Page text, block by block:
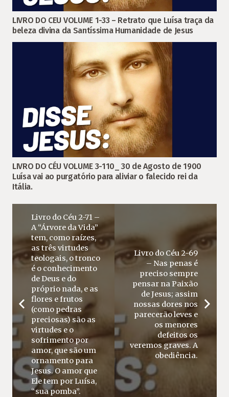
LIVRO DO CEU VOLUME 1-33 – Retrato que Luísa traça da
beleza divina da Santíssima Humanidade de Jesus
LIVRO DO CÉU VOLUME 3-110_ 30 de Agosto de 1900
Luísa vai ao purgatório para aliviar o falecido rei da
Itália.
Livro do Céu 2-71 –
A “Árvore da Vida”
tem, como raízes,
as três virtudes
teologais, o tronco
é o conhecimento
de Deus e do
próprio nada, e as
flores e frutos
(como pedras
preciosas) são as
virtudes e o
sofrimento por
amor, que são um
ornamento para
Jesus. O amor que
Ele tem por Luísa,
“sua pomba”.
Livro do Céu 2-69
– Nas penas é
preciso sempre
pensar na Paixão
de Jesus; assim
nossas dores nos
parecerão leves e
os menores
defeitos os
veremos graves. A
obediência.